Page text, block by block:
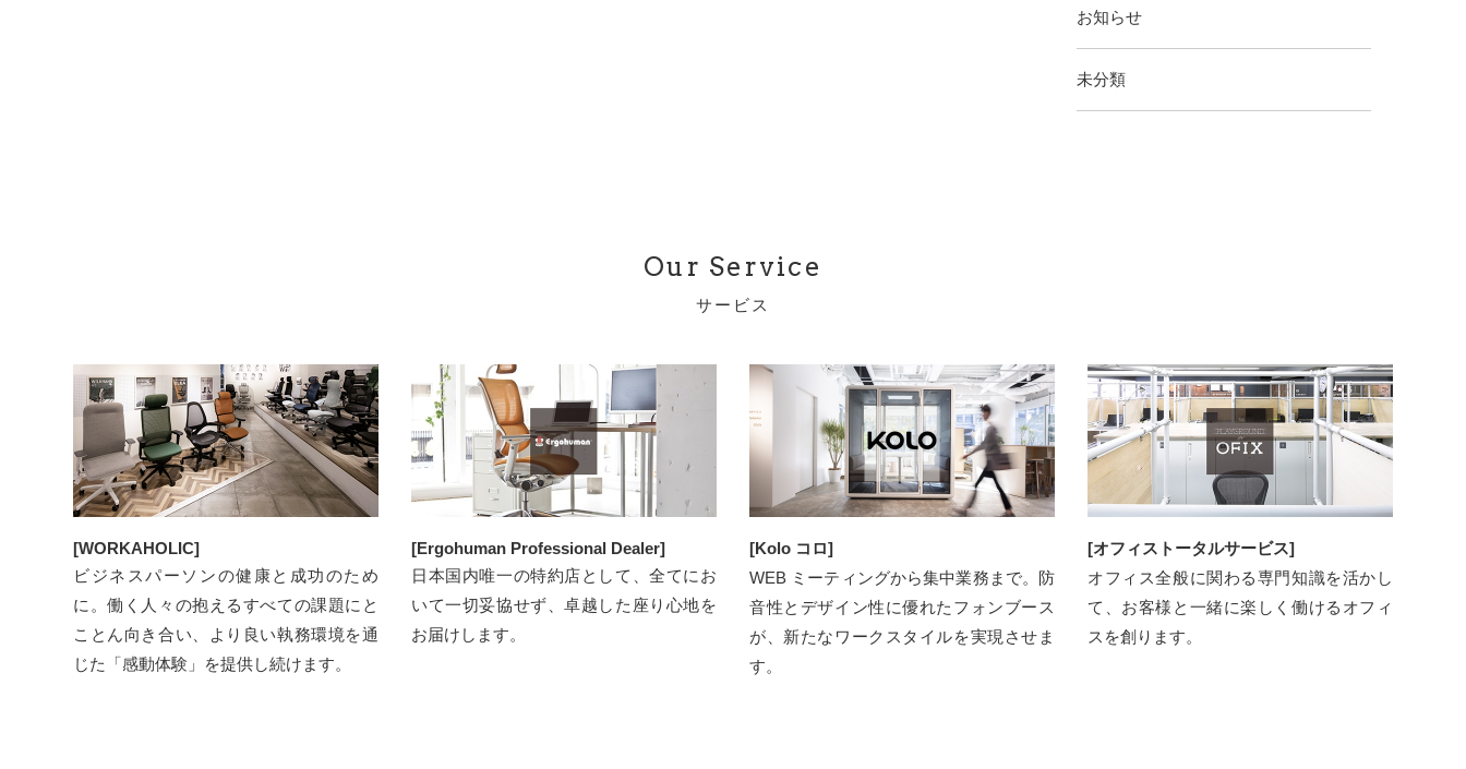
お知らせ
未分類
Our Service
サービス
[WORKAHOLIC]
ビジネスパーソンの健康と成功のため
に。働く人々の抱えるすべての課題にと
ことん向き合い、より良い執務環境を通
じた「感動体験」を提供し続けます。
[Ergohuman Professional Dealer]
日本国内唯⼀の特約店として、全てにお
いて⼀切妥協せず、卓越した座り心地を
お届けします。
[Kolo コロ]
WEB ミーティングから集中業務まで。防
音性とデザイン性に優れたフォンブース
が、新たなワークスタイルを実現させま
す。
[オフィストータルサービス]
オフィス全般に関わる専門知識を活かし
て、お客様と⼀緒に楽しく働けるオフィ
スを創ります。